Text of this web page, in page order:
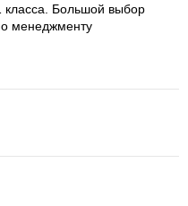
класса. Большой выбор
менеджменту